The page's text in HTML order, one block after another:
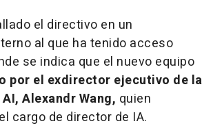
el directivo en un
al que ha tenido acceso
se indica que el nuevo equipo
por el exdirector ejecutivo de la
Alexandr Wang, quien
cargo de director de IA.